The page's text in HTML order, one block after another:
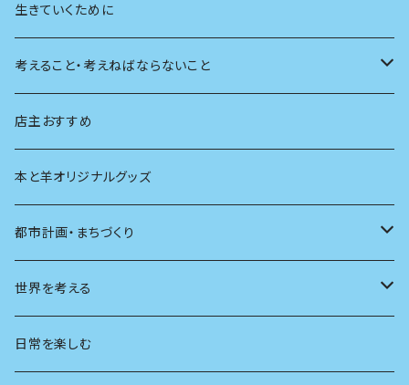
植物
天体
生物
生きていくために
考えること・考えねばならないこと
創元社 シリーズ「あいだで考える」
店主おすすめ
本と羊オリジナルグッズ
都市計画・まちづくり
都市
地方
世界を考える
思想
日常を楽しむ